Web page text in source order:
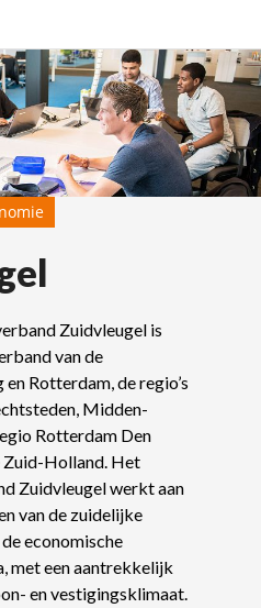
Zuidvleugel is
van de
Rotterdam, de regio’s
Midden-
Rotterdam Den
Zuid-Holland. Het
Zuidvleugel werkt aan
van de zuidelijke
economische
met een aantrekkelijk
en vestigingsklimaat.